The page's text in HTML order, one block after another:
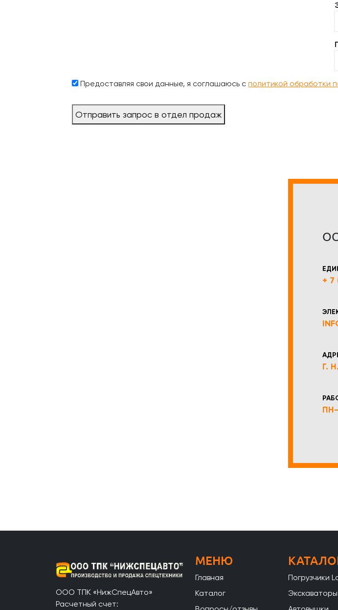
Предоставляя свои данные, я соглашаюсь сполитикой обработки
Отправить запрос в отдел продаж
+ 7
Г.
ООО ТПК «НижСпецАвто»
Расчетный счет:
МЕНЮ
Главная
Каталог